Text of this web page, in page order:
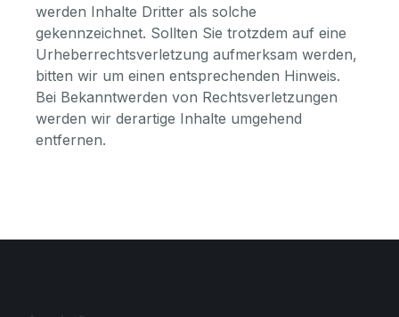
werden Inhalte Dritter als solche
gekennzeichnet. Sollten Sie trotzdem auf eine
Urheberrechtsverletzung aufmerksam werden,
bitten wir um einen entsprechenden Hinweis.
Bei Bekanntwerden von Rechtsverletzungen
werden wir derartige Inhalte umgehend
entfernen.